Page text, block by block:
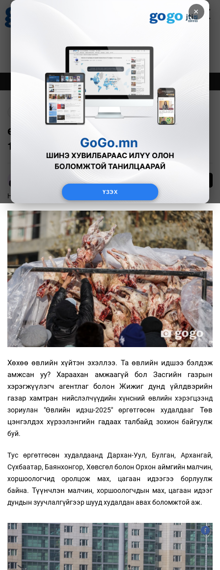
×
ҮЗЭХ
Зурхай
8.07
Онцлох Шинэ
ӨВЛИЙН ИДЭШ: Үхрийн мах кг нь
14000 төгрөг байна
Нийгэм 2025-12-03
Хөхөө өвлийн хүйтэн эхэллээ. Та өвлийн идшээ бэлдэж
амжсан уу? Хараахан амжаагүй бол Засгийн газрын
хэрэгжүүлэгч агентлаг болон Жижиг дунд үйлдвэрийн
газар хамтран нийслэлчүүдийн хүнсний өвлийн хэрэгцээнд
зориулан "Өвлийн идэш-2025" өргөтгөсөн худалдааг Төв
цэнгэлдэх хүрээлэнгийн гадаах талбайд зохион байгуулж
буй.
Тус өргөтгөсөн худалдаанд Дархан-Уул, Булган, Архангай,
Сүхбаатар, Баянхонгор, Хөвсгөл болон Орхон аймгийн малчин,
хоршоологчид оролцож мах, цагаан идээгээ борлуулж
байна. Түүнчлэн малчин, хоршоологчдын мах, цагаан идээг
дундын зуучлалгүйгээр шууд худалдан авах боломжтой аж.